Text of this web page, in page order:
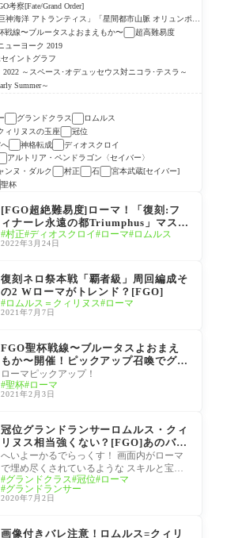
考察[Fate/Grand Order]
神海洋 アトランティス」「星間都市山脈 オリュンポ
戦線〜ブルータスよおまえもか〜
超高難易度
ューヨーク 2019
イントグラフ
～スペース･オデュッセウス対ニコラ･テスラ～
Summer～
グランドクラス
ロムルス
ィリヌスの玉座
冠位
神格転成
ディオスクロイ
アルトリア・ペンドラゴン〈セイバー〉
ンヌ・ダルク 村正 石
宮本武蔵[セイバー]
聖杯
[FGO超絶難易度]ローマ！「復刻:フ
ィナーレ永遠の都Triumphus」マスタ
ー達の攻略。ディオスクロイがハマる
ね！バトルインニューヨーク2022
村正 ディオスクロイ ローマ ロムルス
2022年3月24日
復刻ネロ祭本戦「覇者級」周回編成そ
の2 Wローマがトレンド？[FGO]
ロムルス＝クィリヌス ローマ
2021年7月7日
FGO聖杯戦線〜ブルータスよおまえ
もか〜開催！ピックアップ召喚でグラ
ンドランサー ロムルス・クィリヌス
復刻
ローマピックアップ！
聖杯 ローマ
2021年2月3日
冠位グランドランサーロムルス・クィ
リヌス相当強くない？[FGO]あのバフ
の数値とお手軽特攻で弱いわけがない
へいよーかるでらっくす！ 画面内がローマ
で埋め尽くされているような スキルと宝具
もローマだらけ うちのカルデアのローマさ
んは
グランドクラス 冠位
ローマ
グランドランサー
2020年7月2日
画像付きバレ注意！ロムルス=クィリ